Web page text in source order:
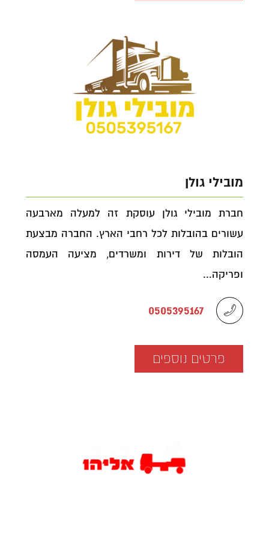
מובילי גולן
חברת מובילי גולן עוסקת זה למעלה מארבעה
עשורים בהובלות לכל רחבי הארץ. החברה מבצעת
הובלות של דירות ומשרדים, מציעה העמסה
ופריקה...
0505395167
פרטים נוספים